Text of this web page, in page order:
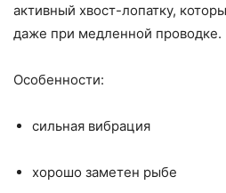
активный хвост-лопатку,
даже при медленной проводке.
Особенности:
сильная вибрация
хорошо заметен рыбе